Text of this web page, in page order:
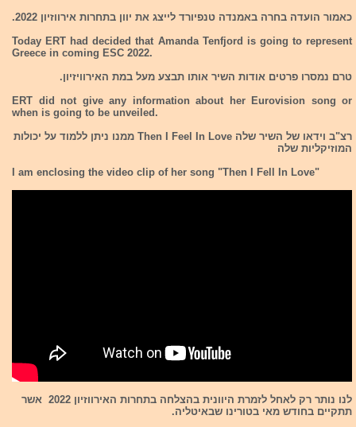
כאמור הועדה בחרה באמנדה טנפיורד לייצג את יוון בתחרות אירווזיון 2022.
Today ERT had decided that Amanda Tenfjord is going to represent
Greece in coming ESC 2022.
טרם נמסרו פרטים אודות השיר אותו תבצע מעל במת האירוויזיון.
ERT did not give any information about her Eurovision song or
when is going to be unveiled.
רצ"ב וידאו של השיר שלה Then I Feel In Love ממנו ניתן ללמוד על יכולות
המוזיקליות שלה
I am enclosing the video clip of her song "Then I Fell In Love"
לנו נותר רק לאחל לזמרת היוונית בהצלחה בתחרות האירווזיון 2022 אשר
תתקיים בחודש מאי בטורינו שבאיטליה.